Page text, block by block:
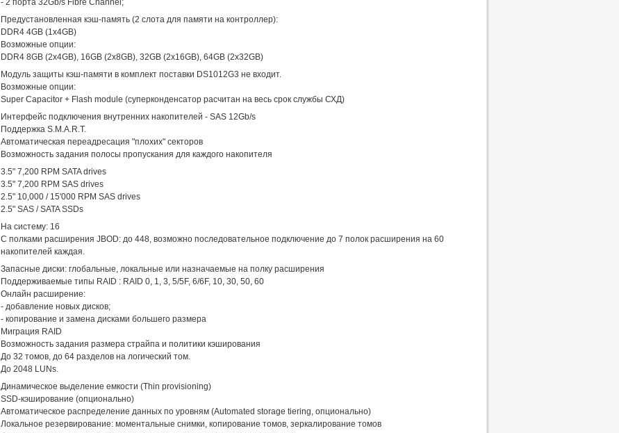
- 2 порта 32Gb/s Fibre Channel;
Предустановленная кэш-память (2 слота для памяти на контроллер):
DDR4 4GB (1x4GB)
Возможные опции:
DDR4 8GB (2x4GB), 16GB (2x8GB), 32GB (2x16GB), 64GB (2x32GB)
Модуль защиты кэш-памяти в комплект поставки DS1012G3 не входит.
Возможные опции:
Super Capacitor + Flash module (суперконденсатор расчитан на весь срок службы СХД)
Интерфейс подключения внутренних накопителей - SAS 12Gb/s
Поддержка S.M.A.R.T.
Автоматическая переадресация "плохих" секторов
Возможность задания полосы пропускания для каждого накопителя
3.5" 7,200 RPM SATA drives
3.5" 7,200 RPM SAS drives
2.5" 10,000 / 15'000 RPM SAS drives
2.5" SAS / SATA SSDs
На систему: 16
С полками расширения JBOD: до 448, возможно последовательное подключение до 7 полок расширения на 60
накопителей каждая.
Запасные диски: глобальные, локальные или назначаемые на полку расширения
Поддерживаемые типы RAID : RAID 0, 1, 3, 5/5F, 6/6F, 10, 30, 50, 60
Онлайн расширение:
- добавление новых дисков;
- копирование и замена дисками большего размера
Миграция RAID
Возможность задания размера страйпа и политики кэширования
До 32 томов, до 64 разделов на логический том.
До 2048 LUNs.
Динамическое выделение емкости (Thin provisioning)
SSD-кэширование (опционально)
Автоматическое распределение данных по уровням (Automated storage tiering, опционально)
Локальное резервирование: моментальные снимки, копирование томов, зеркалирование томов